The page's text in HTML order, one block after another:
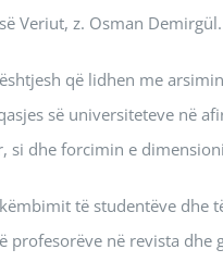
Veriut, z. Osman Demirgül.
që lidhen me
së universiteteve në
si dhe forcimin e
të studentëve
në revista dhe